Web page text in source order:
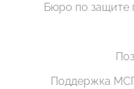
Бюро по защите
Поддержка